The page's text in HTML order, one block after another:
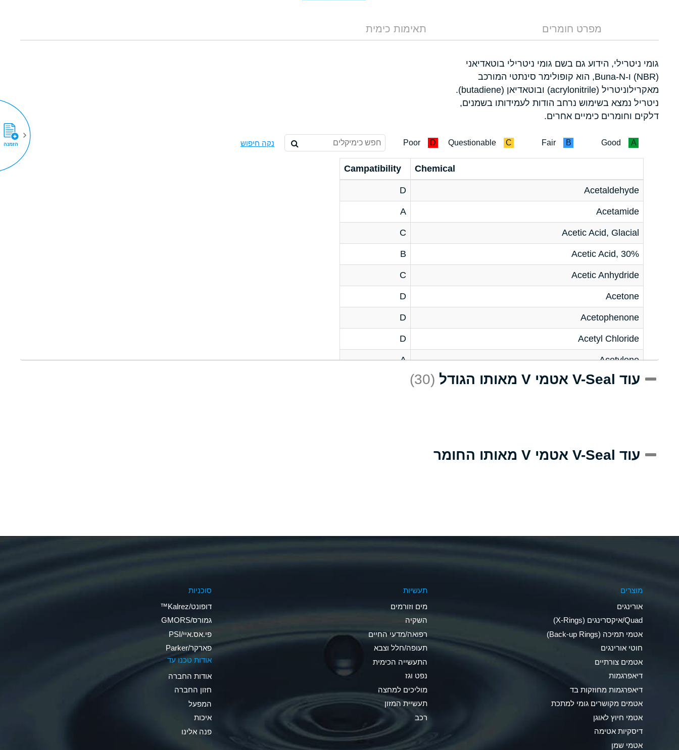
מפרט חומרים תאימות כימית
גומי ניטרילי, הידוע גם בשם גומי ניטרילי בוטאדיאני
(NBR) ו-Buna-N, הוא קופולימר סינתטי המורכב
מאקרילוניטריל (acrylonitrile) ובוטאדיאן (butadiene).
ניטריל נמצא בשימוש נרחב הודות לעמידותו בשמנים,
דלקים וחומרים כימיים אחרים.
A
Good
B
Fair
C
Questionable
D
Poor נקה חיפוש
Chemical
Campatibility
Acetaldehyde
D
Acetamide
A
Acetic Acid, Glacial
C
Acetic Acid, 30%
B
Acetic Anhydride
C
Acetone
D
Acetophenone
D
Acetyl Chloride
D
Acetylene
A
Acrlylonitrile
Ammonia Anhydrous
B
Ammonia Gas (hot)
D
Ammonium Carbonate (Aqueous)
Ammonium Chloride (Aqueous)
A
Ammonium Hydroxide (conc.)
D
Ammonium Nitrate (Aqueous)
Ammonium Nitrite (Aqueous)
A
עוד V-Seal אטמי V מאותו הגודל (30)
עוד V-Seal אטמי V מאותו החומר
מוצרים
אורינגים
Quad/איקסרינגים (X-Rings)
אטמי תמיכה (Back-up Rings)
חוטי אורינגים
אטמים צורתיים
דיאפרגמות
דיאפרגמות מחוזקות בד
אטמים מקושרים גומי למתכת
אטמי חיוץ לאוגן
דיסקיות אטימה
אטמי שמן
תעשיות
מים וזורמים
השקיה
רפואה/מדעי החיים
תעופה/חלל וצבא
התעשייה הכימית
נפט וגז
מוליכים למחצה
תעשיית המזון
רכב
סוכניות
דופונט/Kalrez™
גמורס/GMORS
פי.אס.איי/PSI
פארקר/Parker
אודות טכנו עד
אודות החברה
חזון החברה
המפעל
איכות
פנה אלינו
הזמנה